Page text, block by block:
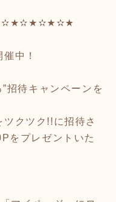
中！
招待キャンペーンを
クツク!!に招待さ
をプレゼントいた